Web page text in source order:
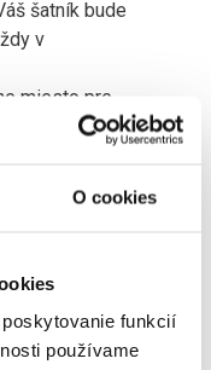
O cookies
funkcií
používame
šatník bude
v
miesto pre
iné drobnosti,
ale aj odolná.
a
a zásuvky sú
praktickosť, zatiaľ